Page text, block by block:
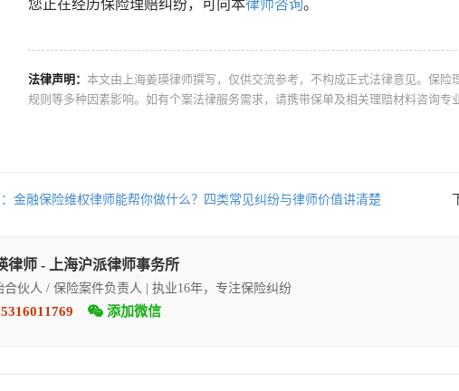
您正在经历保险理赔纠纷，可向本律师咨询。
法律声明： 本文由上海姜瑛律师撰写，仅供交流参考，不构成正式法律意见。保
规则等多种因素影响。如有个案法律服务需求，请携带保单及相关理赔材料咨询专
：金融保险维权律师能帮你做什么？四类常见纠纷与律师价值讲清楚
律师 - 上海沪派律师事务所
合伙人 / 保险案件负责人 | 执业16年，专注保险纠纷
添加微信